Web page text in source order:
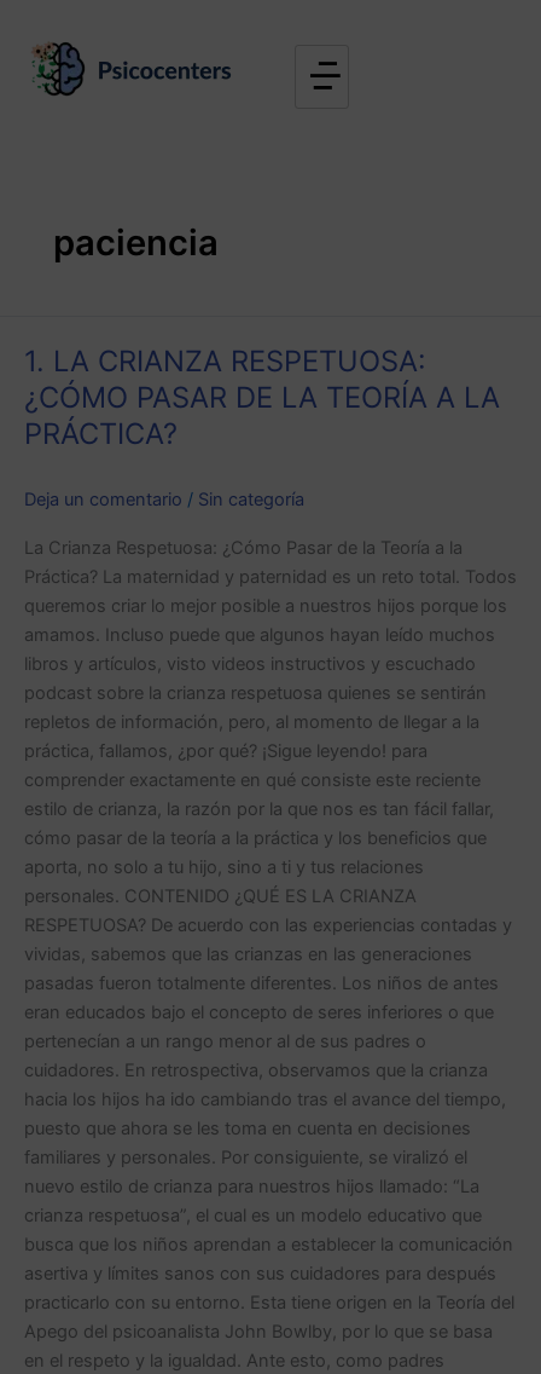
contenido
paciencia
1. LA CRIANZA RESPETUOSA:
¿CÓMO PASAR DE LA TEORÍA A LA
PRÁCTICA?
Deja un comentario / Sin categoría
La Crianza Respetuosa: ¿Cómo Pasar de la Teoría a la
Práctica? La maternidad y paternidad es un reto total. Todos
queremos criar lo mejor posible a nuestros hijos porque los
amamos. Incluso puede que algunos hayan leído muchos
libros y artículos, visto videos instructivos y escuchado
podcast sobre la crianza respetuosa quienes se sentirán
repletos de información, pero, al momento de llegar a la
práctica, fallamos, ¿por qué? ¡Sigue leyendo! para
comprender exactamente en qué consiste este reciente
estilo de crianza, la razón por la que nos es tan fácil fallar,
cómo pasar de la teoría a la práctica y los beneficios que
aporta, no solo a tu hijo, sino a ti y tus relaciones
personales. CONTENIDO ¿QUÉ ES LA CRIANZA
RESPETUOSA? De acuerdo con las experiencias contadas y
vividas, sabemos que las crianzas en las generaciones
pasadas fueron totalmente diferentes. Los niños de antes
eran educados bajo el concepto de seres inferiores o que
pertenecían a un rango menor al de sus padres o
cuidadores. En retrospectiva, observamos que la crianza
hacia los hijos ha ido cambiando tras el avance del tiempo,
puesto que ahora se les toma en cuenta en decisiones
familiares y personales. Por consiguiente, se viralizó el
nuevo estilo de crianza para nuestros hijos llamado: “La
crianza respetuosa”, el cual es un modelo educativo que
busca que los niños aprendan a establecer la comunicación
asertiva y límites sanos con sus cuidadores para después
practicarlo con su entorno. Esta tiene origen en la Teoría del
Apego del psicoanalista John Bowlby, por lo que se basa
en el respeto y la igualdad. Ante esto, como padres
LA
CRIANZA
RESPETUOSA:
¿CÓMO
DE
LA